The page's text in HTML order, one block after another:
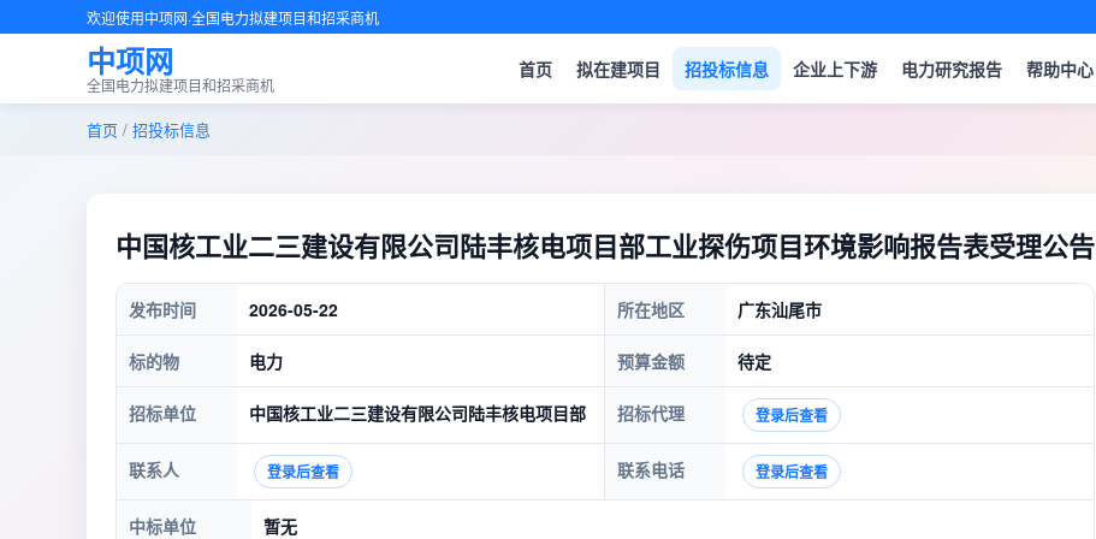
欢迎使用中项网·全国电力拟建项目和招采商机
中项网
全国电力拟建项目和招采商机
首页 拟在建项目 招投标信息 企业上下游 电力研究报告 帮助中心
首页 / 招投标信息
中国核工业二三建设有限公司陆丰核电项目部工业探伤项目环境影响报告表受理公告
发布时间 2026-05-22 所在地区 广东汕尾市
标的物 电力 预算金额 待定
招标单位 中国核工业二三建设有限公司陆丰核电项目部 招标代理 登录后查看
联系人 登录后查看 联系电话 登录后查看
中标单位 暂无